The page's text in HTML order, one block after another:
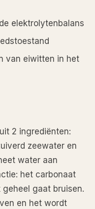
elektrolytenbalans
van eiwitten in het
2 ingrediënten:
zeewater en
water aan
het carbonaat
gaat bruisen.
en het wordt